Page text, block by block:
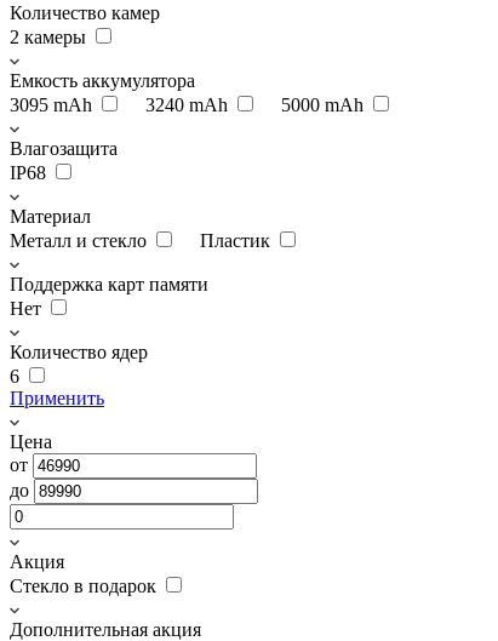
Количество камер
2 камеры
Емкость аккумулятора
3095 mAh
3240 mAh 5000 mAh
Влагозащита
IP68
Материал
Металл и стекло
Пластик
Поддержка карт памяти
Нет
Количество ядер
6
Применить
Цена
от
до
Акция
Стекло в подарок
Дополнительная акция